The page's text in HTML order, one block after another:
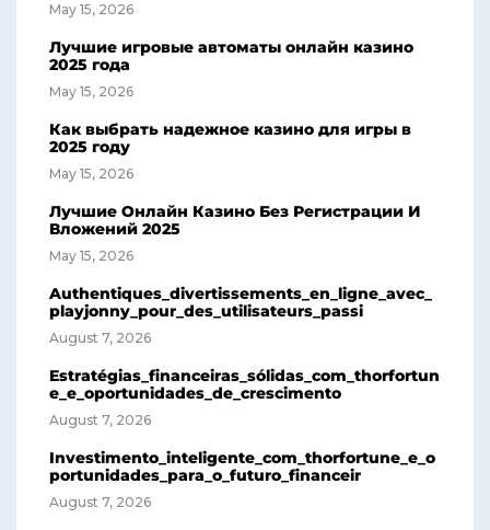
May 15, 2026
Лучшие игровые автоматы онлайн казино
2025 года
May 15, 2026
Как выбрать надежное казино для игры в
2025 году
May 15, 2026
Лучшие Онлайн Казино Без Регистрации И
Вложений 2025
May 15, 2026
Authentiques_divertissements_en_ligne_avec_
playjonny_pour_des_utilisateurs_passi
August 7, 2026
Estratégias_financeiras_sólidas_com_thorfortun
e_e_oportunidades_de_crescimento
August 7, 2026
Investimento_inteligente_com_thorfortune_e_o
portunidades_para_o_futuro_financeir
August 7, 2026